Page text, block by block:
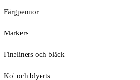
Färgpennor
Markers
Fineliners och bläck
Kol och blyerts